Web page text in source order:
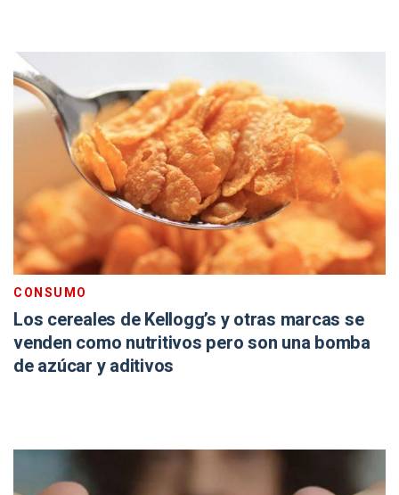
CONSUMO
Los cereales de Kellogg’s y otras marcas se
venden como nutritivos pero son una bomba
de azúcar y aditivos